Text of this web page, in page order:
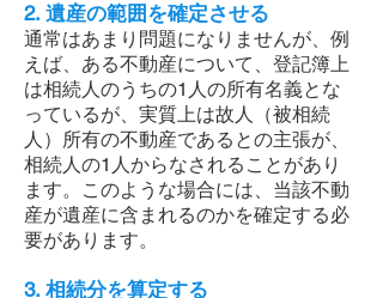
2. 遺産の範囲を確定させる
通常はあまり問題になりませんが、例
えば、ある不動産について、登記簿上
は相続人のうちの1人の所有名義とな
っているが、実質上は故人（被相続
人）所有の不動産であるとの主張が、
相続人の1人からなされることがあり
ます。このような場合には、当該不動
産が遺産に含まれるのかを確定する必
要があります。
3. 相続分を算定する